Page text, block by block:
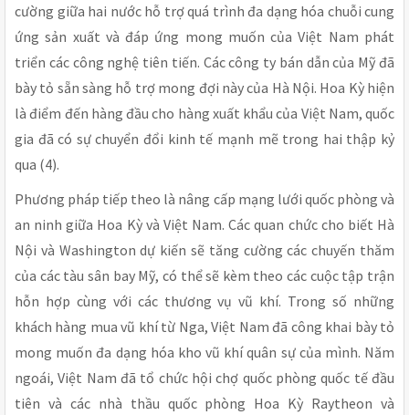
cường giữa hai nước hỗ trợ quá trình đa dạng hóa chuỗi cung
ứng sản xuất và đáp ứng mong muốn của Việt Nam phát
triển các công nghệ tiên tiến. Các công ty bán dẫn của Mỹ đã
bày tỏ sẵn sàng hỗ trợ mong đợi này của Hà Nội. Hoa Kỳ hiện
là điểm đến hàng đầu cho hàng xuất khẩu của Việt Nam, quốc
gia đã có sự chuyển đổi kinh tế mạnh mẽ trong hai thập kỷ
qua (4).
Phương pháp tiếp theo là nâng cấp mạng lưới quốc phòng và
an ninh giữa Hoa Kỳ và Việt Nam. Các quan chức cho biết Hà
Nội và Washington dự kiến sẽ tăng cường các chuyến thăm
của các tàu sân bay Mỹ, có thể sẽ kèm theo các cuộc tập trận
hỗn hợp cùng với các thương vụ vũ khí. Trong số những
khách hàng mua vũ khí từ Nga, Việt Nam đã công khai bày tỏ
mong muốn đa dạng hóa kho vũ khí quân sự của mình. Năm
ngoái, Việt Nam đã tổ chức hội chợ quốc phòng quốc tế đầu
tiên và các nhà thầu quốc phòng Hoa Kỳ Raytheon và